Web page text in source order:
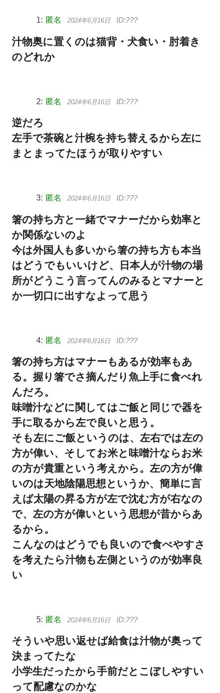
匿名 2024年6月16日
汁物奥に置くのは猫背・犬食い・肘着き
のどれか
匿名 2024年6月16日
逆だろ
左手で茶碗と汁椀を持ち替えるから左に
まとまってたほうが取りやすい
匿名 2024年6月16日
箸の持ち方と一緒でマナーだから効率と
か関係ないのよ
今は外国人も多いから箸の持ち方も本当
はどうでもいいけど、日本人が汁物の場
所がどうこう言ってんのみるとマナーと
か一切口に出すなよって思う
匿名 2024年6月16日
箸の持ち方はマナーもあるが効率もあ
る。握り箸でさ摘んだり魚上手に食べれ
んだろ。
味噌汁などに関してはご飯と同じで器を
手に取るから左で良いと思う。
そも左にご飯というのは、左右では左の
方が偉い、そしてお米と味噌汁ならお米
の方が貴重という考えから。左の方が偉
いのは天地陰陽思想というか、簡単に言
えば太陽の昇る方が左で沈む方が右なの
で、左の方が偉いという思想が昔からあ
るから。
こんなのはどうでも良いので食べやすさ
を考えたら汁物も左側というのが効率良
い
匿名 2024年6月16日
そういや思い返せば給食は汁物が奥って
決まってたな
小学生だったから手前だとこぼしやすい
って配慮なのかな